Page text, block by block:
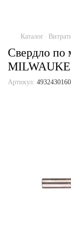
Каталог
Свердло по
Артикул: 4932430160